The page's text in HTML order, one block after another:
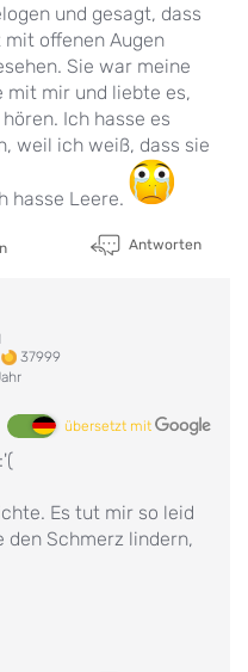
und gesagt, dass
offenen Augen
Sie war meine
mit mir und liebte es,
Ich hasse es
weil ich weiß, dass sie
hasse Leere.
Antworten
37999
übersetzt mit
Es tut mir so leid
Schmerz lindern,